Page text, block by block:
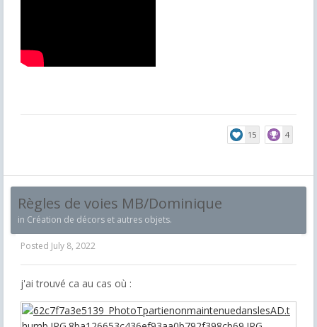
15 4
Règles de voies MB/Dominique
in Création de décors et autres objets.
Posted July 8, 2022
j'ai trouvé ca au cas où :